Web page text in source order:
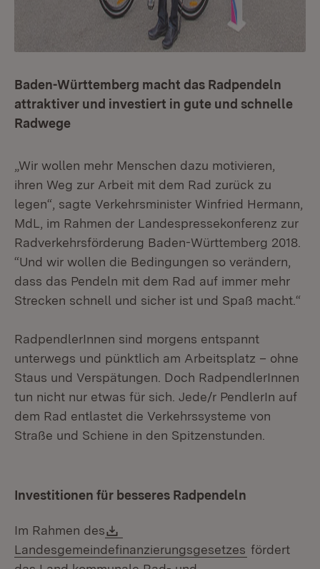
Baden-Württemberg macht das Radpendeln
attraktiver und investiert in gute und schnelle
Radwege
„Wir wollen mehr Menschen dazu motivieren,
ihren Weg zur Arbeit mit dem Rad zurück zu
legen“, sagte Verkehrsminister Winfried Hermann,
MdL, im Rahmen der Landespressekonferenz zur
Radverkehrsförderung Baden-Württemberg 2018.
“Und wir wollen die Bedingungen so verändern,
dass das Pendeln mit dem Rad auf immer mehr
Strecken schnell und sicher ist und Spaß macht.“
RadpendlerInnen sind morgens entspannt
unterwegs und pünktlich am Arbeitsplatz – ohne
Staus und Verspätungen. Doch RadpendlerInnen
tun nicht nur etwas für sich. Jede/r PendlerIn auf
dem Rad entlastet die Verkehrssysteme von
Straße und Schiene in den Spitzenstunden.
Investitionen für besseres Radpendeln
Im Rahmen des
Landesgemeindefinanzierungsgesetzes (Öffnet in
fördert